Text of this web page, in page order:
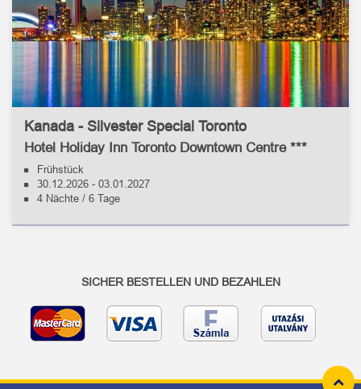
Kanada - Silvester Special Toronto
Hotel Holiday Inn Toronto Downtown Centre ***
Frühstück
30.12.2026 - 03.01.2027
4 Nächte / 6 Tage
SICHER BESTELLEN UND BEZAHLEN